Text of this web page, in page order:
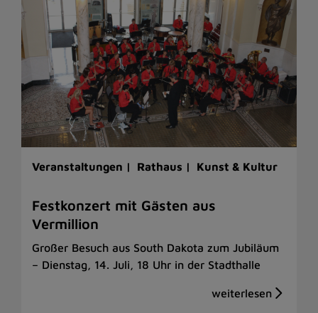
Veranstaltungen | Rathaus | Kunst & Kultur
Festkonzert mit Gästen aus
Vermillion
Großer Besuch aus South Dakota zum Jubiläum
– Dienstag, 14. Juli, 18 Uhr in der Stadthalle